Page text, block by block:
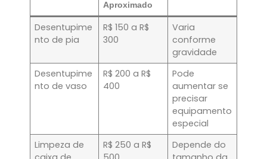
Aproximado
Desentupime
nto de pia
R$ 150 a R$
300
Varia
conforme
gravidade
Desentupime
nto de vaso
R$ 200 a R$
400
Pode
aumentar se
precisar
equipamento
especial
Limpeza de
R$ 250 a R$
Depende do